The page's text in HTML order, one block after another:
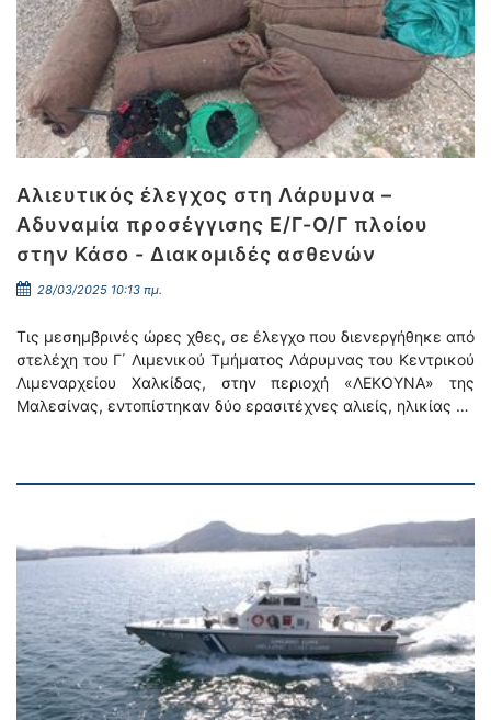
Αλιευτικός έλεγχος στη Λάρυμνα –
Αδυναμία προσέγγισης Ε/Γ-Ο/Γ πλοίου
στην Κάσο - Διακομιδές ασθενών
28/03/2025 10:13 πμ.
Τις μεσημβρινές ώρες χθες, σε έλεγχο που διενεργήθηκε από
στελέχη του Γ΄ Λιμενικού Τμήματος Λάρυμνας του Κεντρικού
Λιμεναρχείου Χαλκίδας, στην περιοχή «ΛΕΚΟΥΝΑ» της
Μαλεσίνας, εντοπίστηκαν δύο ερασιτέχνες αλιείς, ηλικίας …